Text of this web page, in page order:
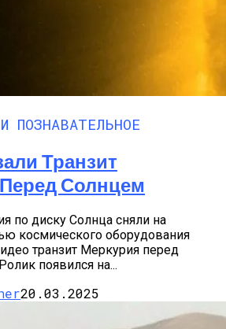
ПОЗНАВАТЕЛЬНОЕ
Транзит
Солнцем
по диску Солнца сняли на
космического оборудования
транзит Меркурия перед
появился на...
20.03.2025